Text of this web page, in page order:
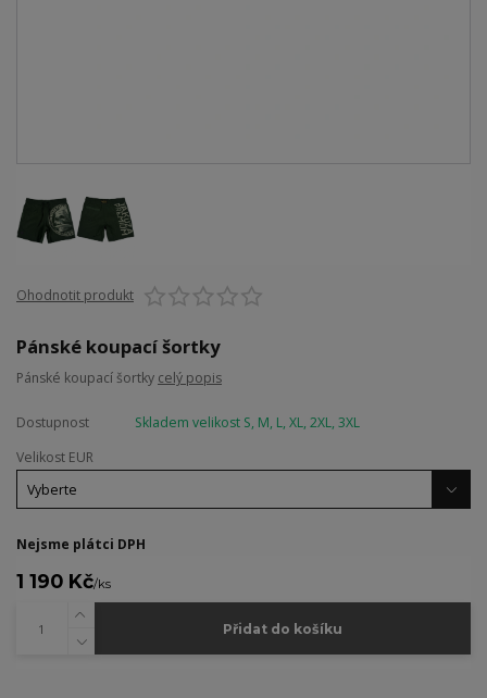
Ohodnotit produkt
Pánské koupací šortky
Pánské koupací šortky celý popis
Dostupnost
Skladem velikost S, M, L, XL, 2XL, 3XL
Velikost EUR
Nejsme plátci DPH
1 190 Kč/ks
Přidat do košíku